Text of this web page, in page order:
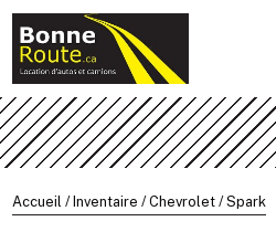
Accueil / Inventaire / Chevrolet / Spark